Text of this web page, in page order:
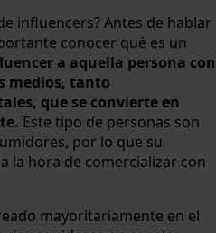
influencers? Antes de hablar
conocer qué es un
a aquella persona con
medios, tanto
que se convierte en
Este tipo de personas son
por lo que su
la hora de comercializar con
mayoritariamente en el